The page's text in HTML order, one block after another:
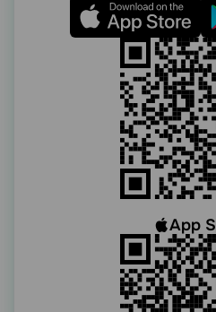
App